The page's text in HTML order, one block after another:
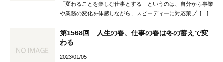
「変わることを楽しむ仕事とする」というのは、自分から事業
や業務の変化を体感しながら、スピーディーに対応策プ […]
第1568回 人生の春、仕事の春は冬の蓄えで変
わる
2023/01/05